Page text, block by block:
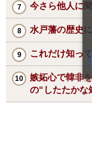
今さら他人に
水戸藩の歴史
これだけ知っ
嫉妬心で韓非
の“したたかな